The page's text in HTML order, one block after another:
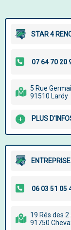
STAR 4
5 Rue
91510 Lardy
PLUS
19 Rés des
91750